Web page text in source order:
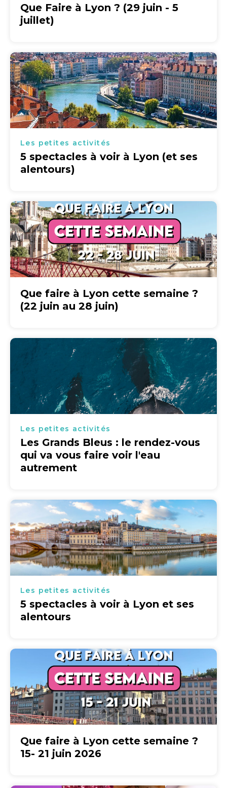
Que Faire à Lyon ? (29 juin - 5
juillet)
Les petites activités
5 spectacles à voir à Lyon (et ses
alentours)
Que faire à Lyon cette semaine ?
(22 juin au 28 juin)
Les petites activités
Les Grands Bleus : le rendez-vous
qui va vous faire voir l'eau
autrement
Les petites activités
5 spectacles à voir à Lyon et ses
alentours
Que faire à Lyon cette semaine ?
15- 21 juin 2026